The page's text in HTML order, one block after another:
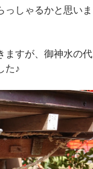
っしゃるかと思いま
ますが、御神水の代
た♪